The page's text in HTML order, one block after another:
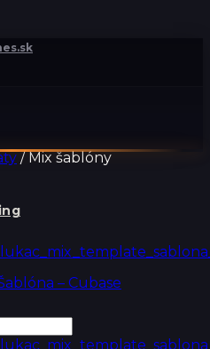
/Mix šablóny
– Cubase